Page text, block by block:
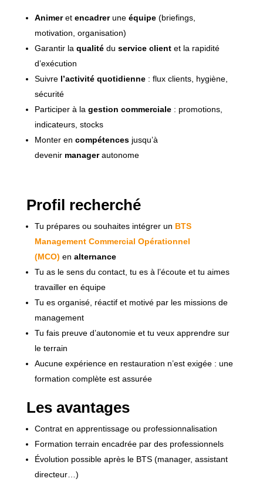
Animeret encadrerune équipe (briefings,
motivation, organisation)
Garantir la qualité du service client et la rapidité
d’exécution
Suivre l’activité quotidienne : flux clients, hygiène,
sécurité
Participer à la gestion commerciale : promotions,
indicateurs, stocks
Monter en compétences jusqu’à
devenir managerautonome
Profil recherché
Tu prépares ou souhaites intégrer un BTS
Management Commercial Opérationnel
(MCO) en alternance
Tu as le sens du contact, tu es à l’écoute et tu aimes
travailler en équipe
Tu es organisé, réactif et motivé par les missions de
management
Tu fais preuve d’autonomie et tu veux apprendre sur
le terrain
Aucune expérience en restauration n’est exigée : une
formation complète est assurée
Les avantages
Contrat en apprentissage ou professionnalisation
Formation terrain encadrée par des professionnels
Évolution possible après le BTS (manager, assistant
directeur…)